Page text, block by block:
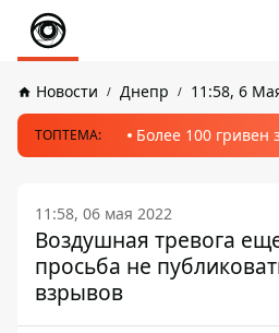
Новости Днепр 11:58, 6
ТОПТЕМА: Более 100 гривен
11:58, 06 мая 2022
Воздушная тревога
просьба не
взрывов